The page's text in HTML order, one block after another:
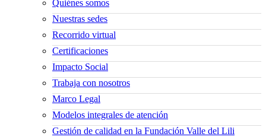
Quiénes somos
Nuestras sedes
Recorrido virtual
Certificaciones
Impacto Social
Trabaja con nosotros
Marco Legal
Modelos integrales de atención
Gestión de calidad en la Fundación Valle del Lili